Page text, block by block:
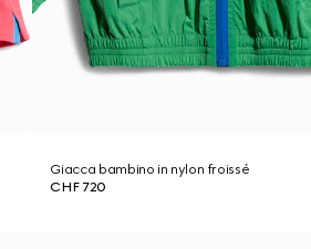
Giacca bambino in nylon froissé
CHF 720